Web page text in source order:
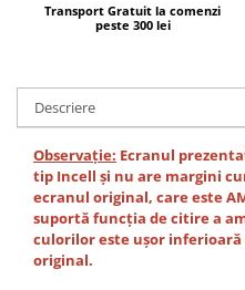
Transport Gratuit la comenzi
peste 300 lei
Descriere
Observație: Ecranul
tip Incell și nu are margini
ecranul original, care este
suportă funcția de citire a
culorilor este ușor
original.